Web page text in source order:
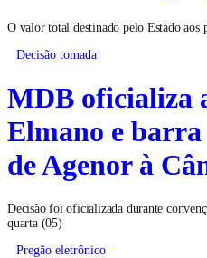
O valor total destinado pelo Estado aos
Decisão tomada
MDB oficializa
Elmano e
de Agenor à
Decisão foi oficializada durante
quarta (05)
Pregão eletrônico